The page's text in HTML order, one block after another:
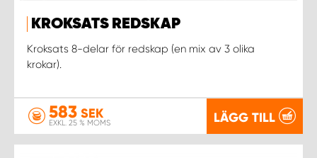
KROKSATS REDSKAP
Kroksats 8-delar för redskap (en mix av 3 olika
krokar).
583 SEK
EXKL. 25 % MOMS LÄGG TILL